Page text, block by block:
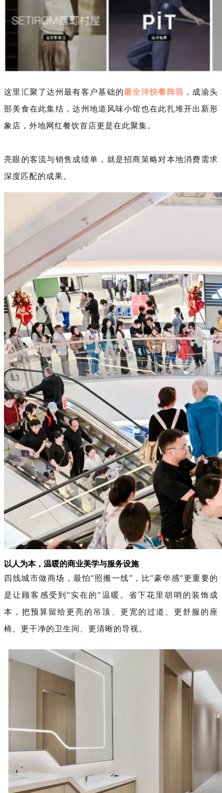
这里汇聚了达州最有客户基础的最全洋快餐阵容 ，成渝头
部美食在此集结，达州地道风味小馆也在此扎堆开出新形
象店，外地网红餐饮首店更是在此聚集。
亮眼的客流与销售成绩单，就是招商策略对本地消费需求
深度匹配的成果。
以人为本，温暖的商业美学与服务设施
四线城市做商场，最怕“照搬一线”，比“豪华感”更重要的
是让顾客感受到“实在的”温暖。省下花里胡哨的装饰成
本，把预算留给更亮的吊顶、更宽的过道、更舒服的座
椅、更干净的卫生间、更清晰的导视。